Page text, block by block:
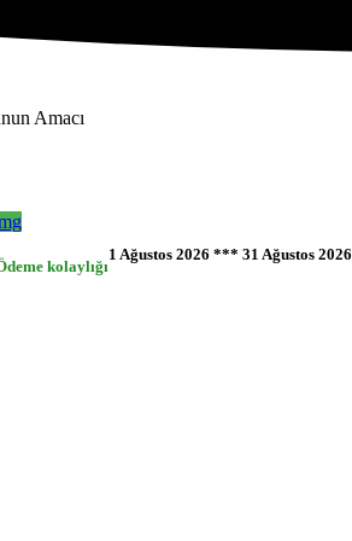
Kursu
Bakımı Kursu
Amacı
kolaylığı
1 Ağustos 2026 *** 31 Ağustos 2026